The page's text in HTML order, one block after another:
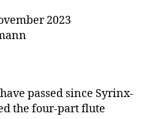
2023
passed since Syrinx-
the four-part flute